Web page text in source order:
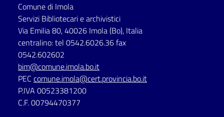
Comune di Imola
Servizi Bibliotecari e archivistici
Via Emilia 80, 40026 Imola (Bo), Italia
centralino: tel 0542.6026.36 fax
0542.602602
bim@comune.imola.bo.it
PEC comune.imola@cert.provincia.bo.it
P.IVA 00523381200
C.F. 00794470377